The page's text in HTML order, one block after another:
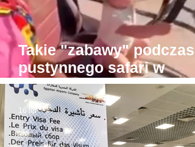
Takie "zabawy" podczas
pustynnego safari w
Hurghadzie. Co trzeba
mieć w głowie, żeby na to
pozwolić?!
16 lip